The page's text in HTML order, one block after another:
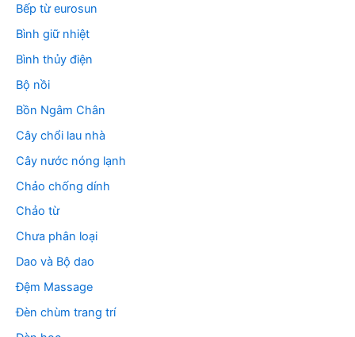
Bếp từ eurosun
Bình giữ nhiệt
Bình thủy điện
Bộ nồi
Bồn Ngâm Chân
Cây chổi lau nhà
Cây nước nóng lạnh
Chảo chống dính
Chảo từ
Chưa phân loại
Dao và Bộ dao
Đệm Massage
Đèn chùm trang trí